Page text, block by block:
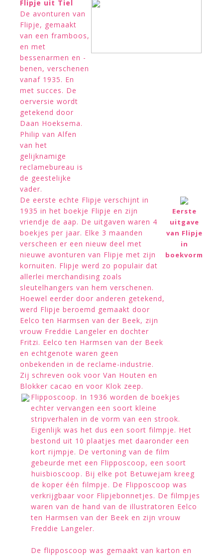
Flipje uit Tiel
De avonturen van
Flipje, gemaakt
van een framboos,
en met
bessenarmen en -
benen, verschenen
vanaf 1935. En
met succes. De
oerversie wordt
getekend door
Daan Hoeksema.
Philip van Alfen
van het
gelijknamige
reclamebureau is
de geestelijke
vader.
De eerste echte Flipje verschijnt in
1935 in het boekje Flipje en zijn
vriendje de aap. De uitgaven waren 4
boekjes per jaar. Elke 3 maanden
verscheen er een nieuw deel met
nieuwe avonturen van Flipje met zijn
kornuiten. Flipje werd zo populair dat
allerlei merchandising zoals
sleutelhangers van hem verschenen.
Hoewel eerder door anderen getekend,
werd Flipje beroemd gemaakt door
Eelco ten Harmsen van der Beek, zijn
vrouw Freddie Langeler en dochter
Fritzi. Eelco ten Harmsen van der Beek
en echtgenote waren geen
onbekenden in de reclame-industrie.
Zij schreven ook voor Van Houten en
Blokker cacao en voor Klok zeep.
Eerste
uitgave
van Flipje
in
boekvorm
Flipposcoop. In 1936 worden de boekjes
echter vervangen een soort kleine
stripverhalen in de vorm van een strook.
Eigenlijk was het dus een soort filmpje. Het
bestond uit 10 plaatjes met daaronder een
kort rijmpje. De vertoning van de film
gebeurde met een Flipposcoop, een soort
huisbioscoop. Bij elke pot Betuwejam kreeg
de koper één filmpje. De Flipposcoop was
verkrijgbaar voor Flipjebonnetjes. De filmpjes
waren van de hand van de illustratoren Eelco
ten Harmsen van der Beek en zijn vrouw
Freddie Langeler.
De flipposcoop was gemaakt van karton en